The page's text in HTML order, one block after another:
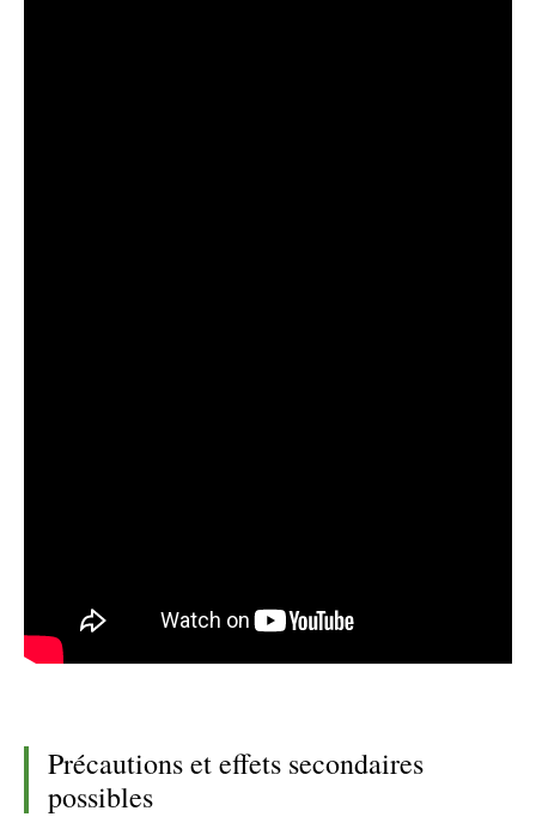
Précautions et effets secondaires
possibles